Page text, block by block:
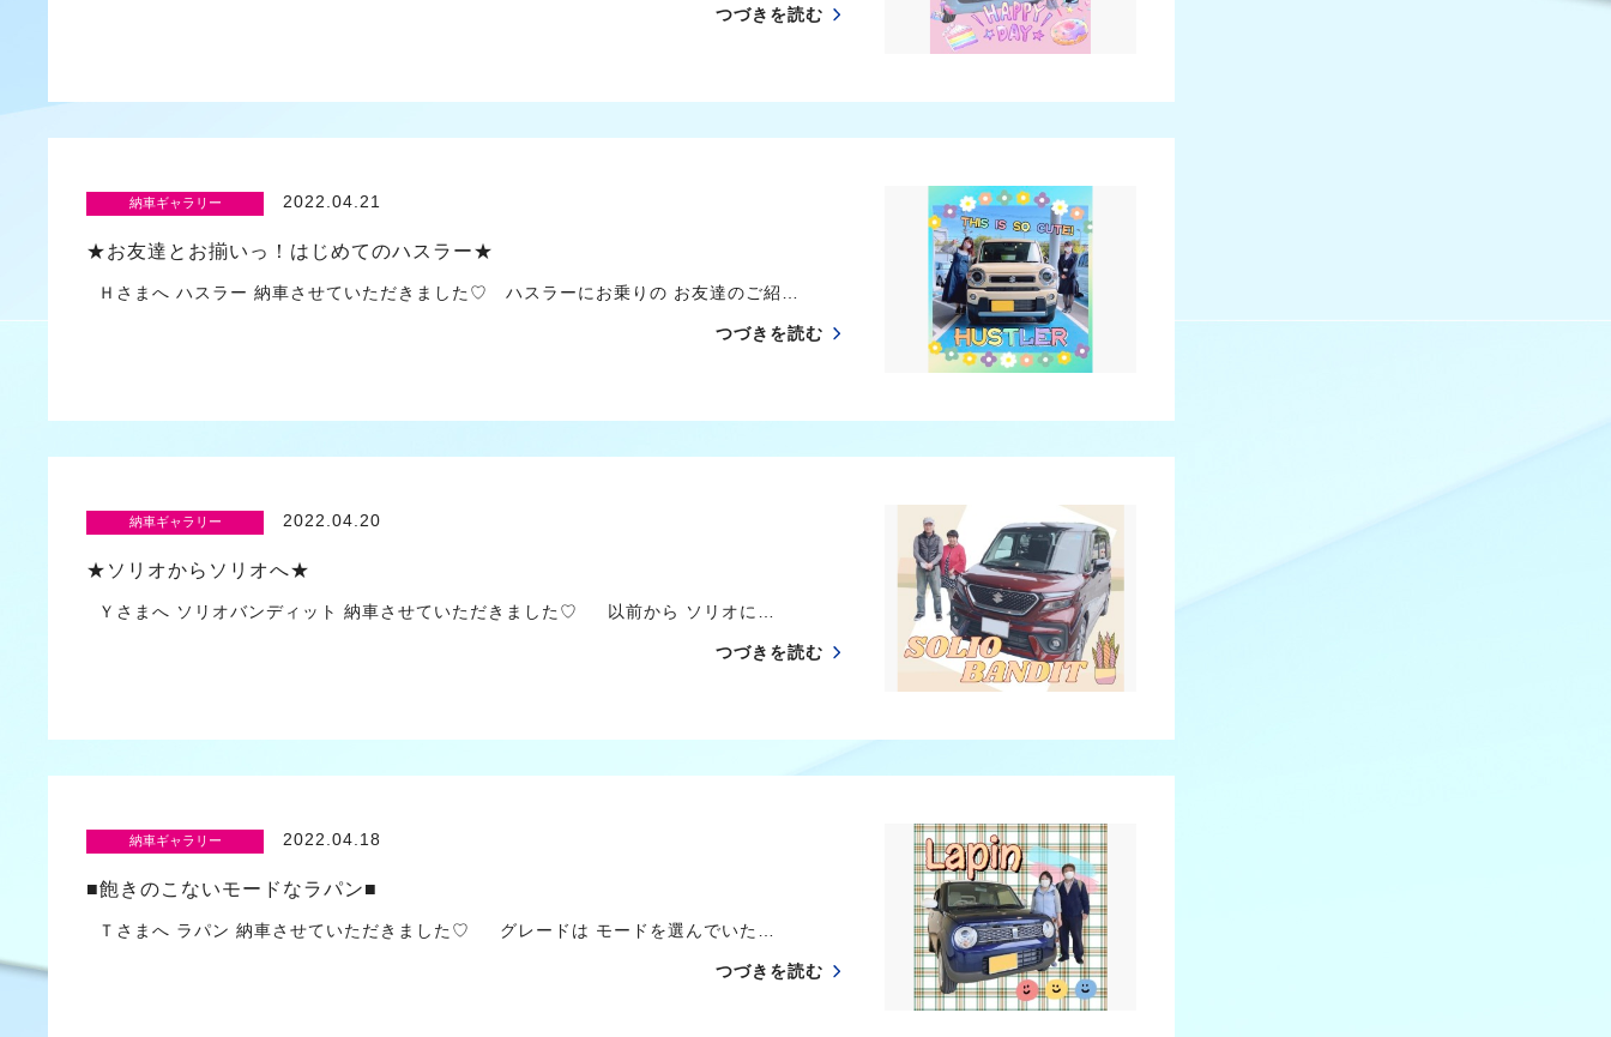
つづきを読む
納車ギャラリー 2022.04.21
★お友達とお揃いっ！はじめてのハスラー★
Ｈさまへ ハスラー 納車させていただきました♡ ハスラーにお乗りの お友達のご紹…
つづきを読む
納車ギャラリー 2022.04.20
★ソリオからソリオへ★
Ｙさまへ ソリオバンディット 納車させていただきました♡ 以前から ソリオに…
つづきを読む
納車ギャラリー 2022.04.18
■飽きのこないモードなラパン■
Ｔさまへ ラパン 納車させていただきました♡ グレードは モードを選んでいた…
つづきを読む